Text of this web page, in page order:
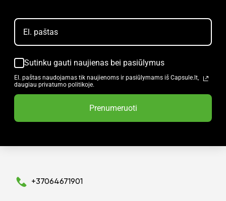
Sutinku gauti naujienas bei pasiūlymus
El. paštas naudojamas tik naujienoms ir pasiūlymams iš Capsule.lt,
daugiau privatumo politikoje.
Prenumeruoti
+37064671901